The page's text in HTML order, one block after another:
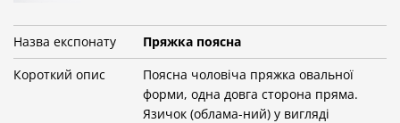
Назва експонату
Пряжка поясна
Короткий опис
Поясна чоловіча пряжка овальної
форми, одна довга сторона пряма.
Язичок (облама-ний) у вигляді